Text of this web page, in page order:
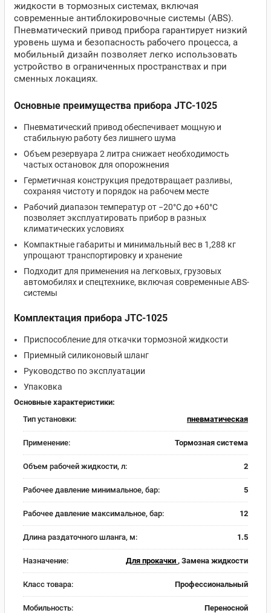
жидкости в тормозных системах, включая
современные антиблокировочные системы (ABS).
Пневматический привод прибора гарантирует низкий
уровень шума и безопасность рабочего процесса, а
мобильный дизайн позволяет легко использовать
устройство в ограниченных пространствах и при
сменных локациях.
Основные преимущества прибора JTC-1025
Пневматический привод обеспечивает мощную и
стабильную работу без лишнего шума
Объем резервуара 2 литра снижает необходимость
частых остановок для опорожнения
Герметичная конструкция предотвращает разливы,
сохраняя чистоту и порядок на рабочем месте
Рабочий диапазон температур от −20°С до +60°С
позволяет эксплуатировать прибор в разных
климатических условиях
Компактные габариты и минимальный вес в 1,288 кг
упрощают транспортировку и хранение
Подходит для применения на легковых, грузовых
автомобилях и спецтехнике, включая современные ABS-
системы
Комплектация прибора JTC-1025
Приспособление для откачки тормозной жидкости
Приемный силиконовый шланг
Руководство по эксплуатации
Упаковка
Основные характеристики:
Тип установки:
пневматическая
Применение: Тормозная система
Объем рабочей жидкости, л: 2
Рабочее давление минимальное, бар: 5
Рабочее давление максимальное, бар: 12
Длина раздаточного шланга, м: 1.5
Назначение: Для прокачки , Замена жидкости
Класс товара: Профессиональный
Мобильность: Переносной